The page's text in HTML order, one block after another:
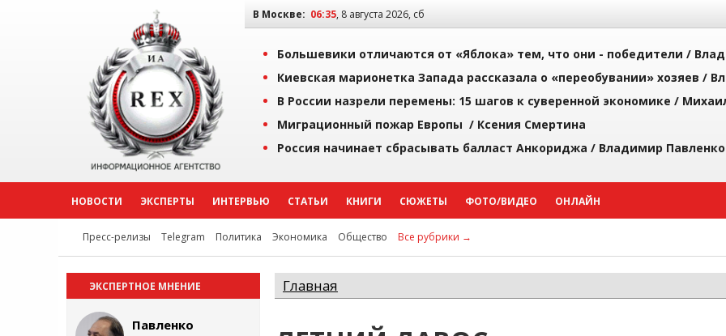
В Москве: 06:35, 8 августа 2026, сб
Большевики отличаются от «Яблока» тем, что они - победители /
Киевская марионетка Запада рассказала о «переобувании» хозяев /
В России назрели перемены: 15 шагов к суверенной экономике /
Миграционный пожар Европы / Ксения Смертина
Россия начинает сбрасывать балласт Анкориджа / Владимир Павленко
НОВОСТИ ЭКСПЕРТЫ ИНТЕРВЬЮ СТАТЬИ КНИГИ СЮЖЕТЫ ФОТО/ВИДЕО ОНЛАЙН
Пресс-релизы Telegram Политика Экономика Общество Все рубрики →
ЭКСПЕРТНОЕ МНЕНИЕ
Павленко
Главная